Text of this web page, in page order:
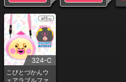
324-C
こびとづかんウ
ェアラブルファ